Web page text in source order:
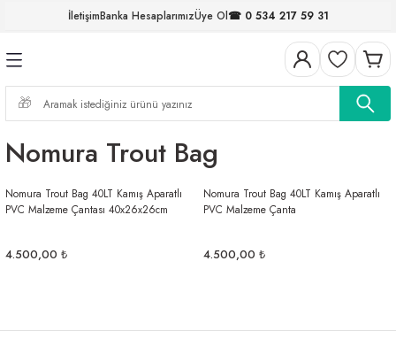
İletişimBanka HesaplarımızÜye Ol☎ 0 534 217 59 31
Geri Dön
Geri Dön
Geri Dön
Geri Dön
FIRDÖNDÜLER
Geri Dön
Geri Dön
Geri Dön
Geri Dön
Nomura Trout Bag
Nomura Trout Bag 40LT Kamış Aparatlı
PVC Malzeme Çantası 40x26x26cm
4.500,00 ₺
Nomura Trout Bag 40LT Kamış Aparatlı
PVC Malzeme Çanta
4.500,00 ₺